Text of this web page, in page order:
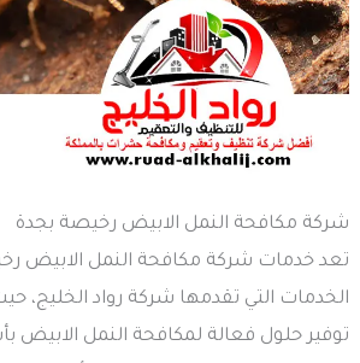
شركة مكافحة النمل الابيض رخيصة بجدة
تعد خدمات شركة مكافحة النمل الابيض
الخدمات التي تقدمها شركة رواد الخليج،
توفير حلول فعالة لمكافحة النمل الابيض